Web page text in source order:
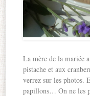
La mère de la mariée
pistache et aux
verrez sur les photos.
papillons… On ne les